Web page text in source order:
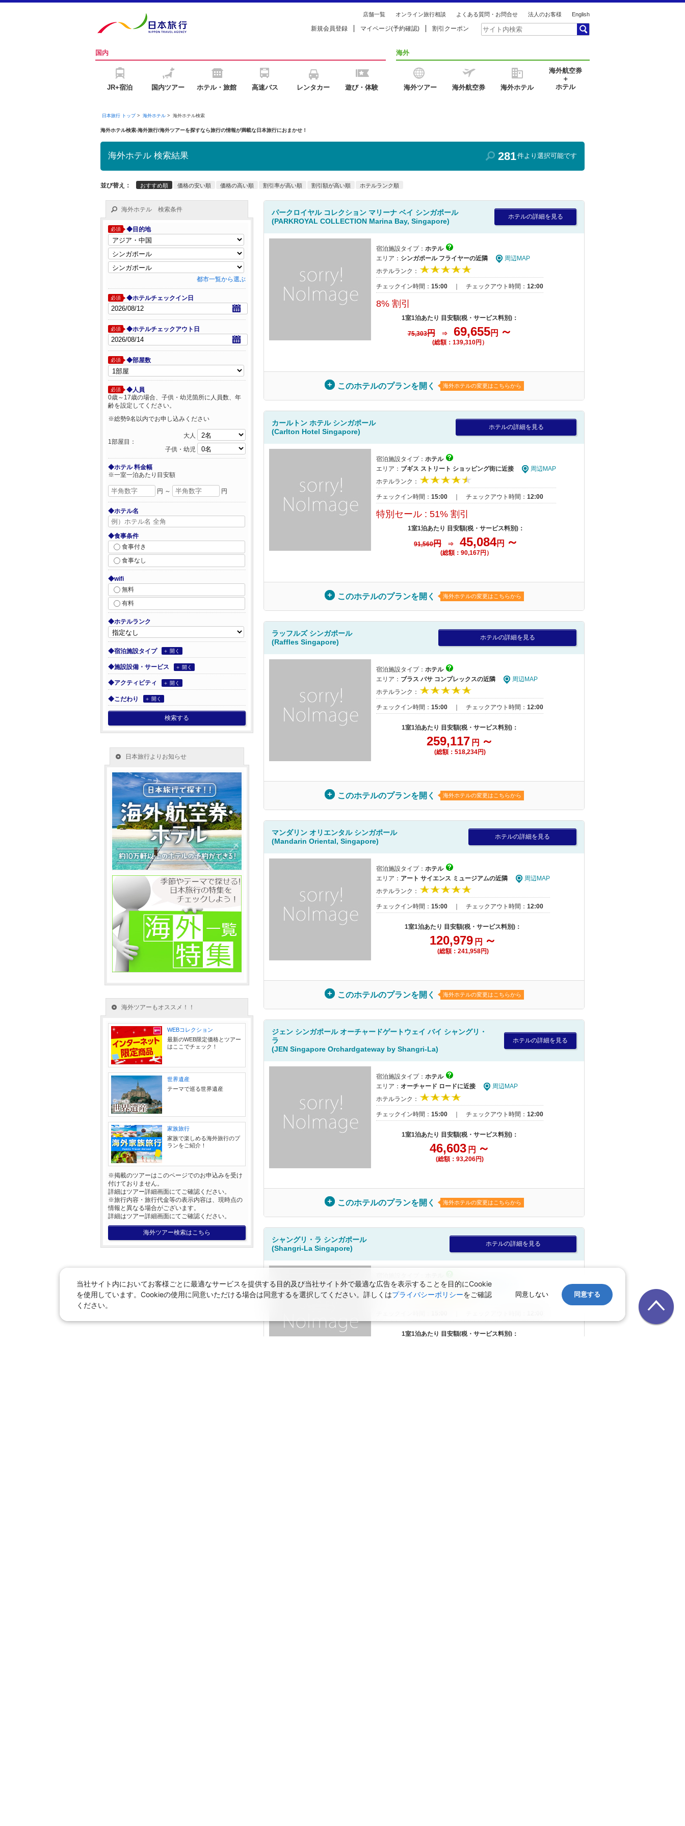
店舗一覧 オンライン旅行相談 よくある質問・お問合せ 法人のお客様 English
新規会員登録 マイページ(予約確認) 割引クーポン
国内
JR+宿泊 国内ツアー ホテル・旅館 高速バス レンタカー 遊び・体験
海外
海外ツアー 海外航空券 海外ホテル
海外航空券
＋
ホテル
日本旅行 トップ> 海外ホテル> 海外ホテル検索
海外ホテル検索-海外旅行/海外ツアーを探すなら旅行の情報が満載な日本旅行におまかせ！
海外ホテル 検索結果 281件より選択可能です
並び替え： おすすめ順 価格の安い順 価格の高い順 割引率が高い順 割引額が高い順 ホテルランク順
パークロイヤル コレクション マリーナ ベイ シンガポール
(PARKROYAL COLLECTION Marina Bay, Singapore)
ホテルの詳細を見る
宿泊施設タイプ： ホテル
エリア： シンガポール フライヤーの近隣
周辺MAP
ホテルランク：
チェックイン時間： 15:00 チェックアウト時間： 12:00
8% 割引
1室1泊あたり 目安額(税・サービス料別)：
75,303円⇒ 69,655円 ～
(総額：139,310円）
このホテルのプランを開く 海外ホテルの変更はこちらから
カールトン ホテル シンガポール
(Carlton Hotel Singapore)
ホテルの詳細を見る
宿泊施設タイプ： ホテル
エリア： ブギス ストリート ショッピング街に近接
周辺MAP
ホテルランク：
チェックイン時間： 15:00 チェックアウト時間： 12:00
特別セール : 51% 割引
1室1泊あたり 目安額(税・サービス料別)：
91,560円 ⇒ 45,084円 ～
(総額：90,167円）
このホテルのプランを開く 海外ホテルの変更はこちらから
ラッフルズ シンガポール
(Raffles Singapore)
ホテルの詳細を見る
宿泊施設タイプ： ホテル
エリア： ブラス バサ コンプレックスの近隣
周辺MAP
ホテルランク：
チェックイン時間： 15:00 チェックアウト時間： 12:00
1室1泊あたり 目安額(税・サービス料別)：
259,117 円 ～
(総額：518,234円)
このホテルのプランを開く 海外ホテルの変更はこちらから
マンダリン オリエンタル シンガポール
(Mandarin Oriental, Singapore)
ホテルの詳細を見る
宿泊施設タイプ： ホテル
エリア： アート サイエンス ミュージアムの近隣
周辺MAP
ホテルランク：
チェックイン時間： 15:00 チェックアウト時間： 12:00
1室1泊あたり 目安額(税・サービス料別)：
120,979 円 ～
(総額：241,958円)
このホテルのプランを開く 海外ホテルの変更はこちらから
ジェン シンガポール オーチャードゲートウェイ バイ シャングリ・
ラ
(JEN Singapore Orchardgateway by Shangri-La)
ホテルの詳細を見る
宿泊施設タイプ： ホテル
エリア： オーチャード ロードに近接
周辺MAP
ホテルランク：
チェックイン時間： 15:00 チェックアウト時間： 12:00
1室1泊あたり 目安額(税・サービス料別)：
46,603 円 ～
(総額：93,206円)
このホテルのプランを開く 海外ホテルの変更はこちらから
シャングリ・ラ シンガポール
(Shangri-La Singapore)
ホテルの詳細を見る
エリア：オーチャード タワーの近隣
ホテルランク：
1室1泊あたり 目安額(税・サービス料別)：
海外ホテル 検索条件
必須 ◆目的地
都市一覧から選ぶ
必須 ◆ホテルチェックイン日
必須 ◆ホテルチェックアウト日
必須 ◆部屋数
必須
◆人員
0歳～17歳の場合、子供・幼児箇所に人員数、年
齢を設定してください。
※総勢9名以内でお申し込みください
1部屋目：
大人
子供・幼児
◆ホテル 料金幅
※一室一泊あたり目安額
円 ～ 円
◆ホテル名
◆食事条件
食事付き
食事なし
◆wifi
無料
有料
◆ホテルランク
◆宿泊施設タイプ ＋ 開く
◆施設設備・サービス ＋ 開く
◆アクティビティ ＋ 開く
◆こだわり ＋ 開く
検索する
海外ツアーもオススメ！！
WEBコレクション
最新のWEB限定価格とツアー
はここでチェック！
世界遺産
テーマで巡る世界遺産
家族旅行
家族で楽しめる海外旅行のプ
ランをご紹介！
※掲載のツアーはこのページでのお申込みを受け
付けておりません。
詳細はツアー詳細画面にてご確認ください。
※旅行内容・旅行代金等の表示内容は、現時点の
情報と異なる場合がございます。
詳細はツアー詳細画面にてご確認ください。
海外ツアー検索はこちら
当社サイト内においてお客様ごとに最適なサービスを提供する目的及び当社サイト外で最適な広告を表示することを目的にCookie
を使用しています。Cookieの使用に同意いただける場合は同意するを選択してください。詳しくはプライバシーポリシーをご確認
ください。
同意しない 同意する